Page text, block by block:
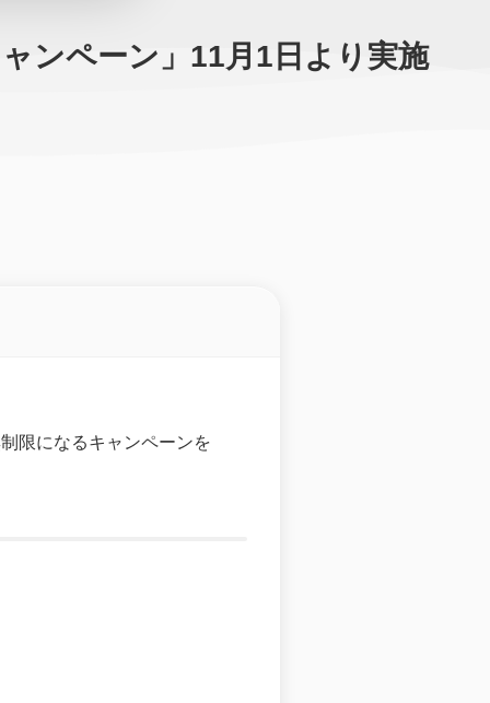
ンペーン」11月1日より実施
限になるキャンペーンを